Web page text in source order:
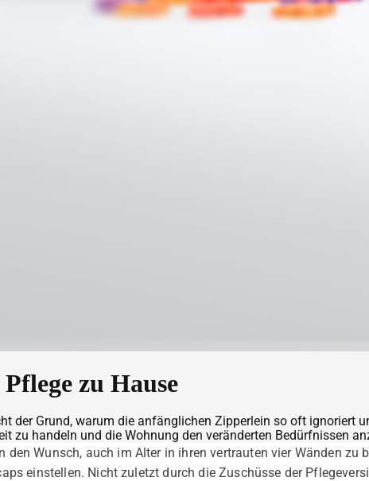
zu Hause
der Grund, warum die anfänglichen Zipperlein so oft ignoriert
handeln und die Wohnung den veränderten Bedürfnissen
den Wunsch, auch im Alter in ihren vertrauten vier Wänden zu
einstellen. Nicht zuletzt durch die Zuschüsse der